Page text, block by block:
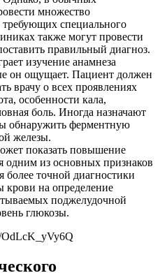
множество
требующих специального
также могут провести
правильный диагноз.
изучение анамнеза
он ощущает. Пациент должен
врачу о всех проявлениях
особенности кала,
боль. Иногда назначают
обнаружить ферментную
железы.
показать повышение
одним из основных признаков
более точной диагностики
крови на определение
поджелудочной
глюкозы.
OdLcK_yVy6Q